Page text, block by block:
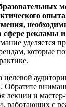
сфере рекламы
уделяется
которые
целевой
Обратите
лекции и
работающих с